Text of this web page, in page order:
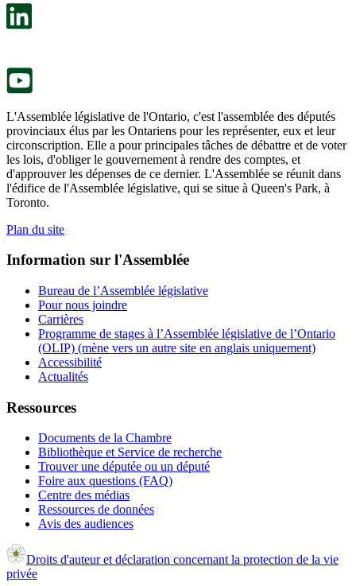
L'Assemblée législative de l'Ontario, c'est l'assemblée des députés
provinciaux élus par les Ontariens pour les représenter, eux et leur
circonscription. Elle a pour principales tâches de débattre et de voter
les lois, d'obliger le gouvernement à rendre des comptes, et
d'approuver les dépenses de ce dernier. L'Assemblée se réunit dans
l'édifice de l'Assemblée législative, qui se situe à Queen's Park, à
Toronto.
Plan du site
Information sur l'Assemblée
Bureau de l’Assemblée législative
Pour nous joindre
Carrières
Programme de stages à l’Assemblée législative de l’Ontario
(OLIP) (mène vers un autre site en anglais uniquement)
Accessibilité
Actualités
Ressources
Documents de la Chambre
Bibliothèque et Service de recherche
Trouver une députée ou un député
Foire aux questions (FAQ)
Centre des médias
Ressources de données
Avis des audiences
Droits d'auteur et déclaration concernant la protection de la vie
privée